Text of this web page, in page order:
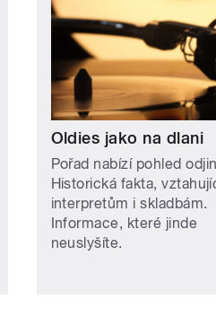
Oldies jako na dlani
Pořad nabízí pohled
Historická fakta,
interpretům i skladbám.
Informace, které jinde
neuslyšíte.